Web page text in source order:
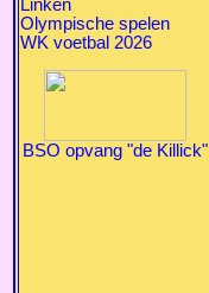
Linken
Olympische spelen
WK voetbal 2026
BSO opvang "de Killick"